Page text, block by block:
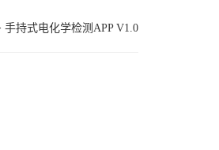
手持式电化学检测APP V1.0